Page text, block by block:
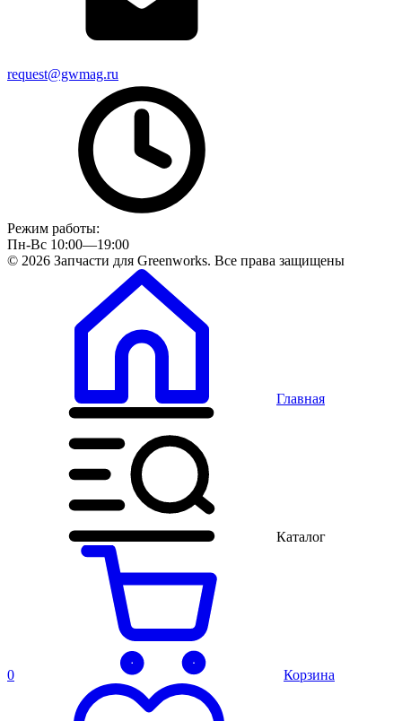
request@gwmag.ru
Режим работы:
Пн-Вс 10:00—19:00
© 2026 Запчасти для Greenworks. Все права защищены
Главная
Каталог
0 Корзина